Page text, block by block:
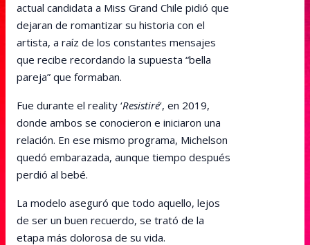
actual candidata a Miss Grand Chile pidió que
dejaran de romantizar su historia con el
artista, a raíz de los constantes mensajes
que recibe recordando la supuesta “bella
pareja” que formaban.
Fue durante el reality ‘Resistiré‘, en 2019,
donde ambos se conocieron e iniciaron una
relación. En ese mismo programa, Michelson
quedó embarazada, aunque tiempo después
perdió al bebé.
La modelo aseguró que todo aquello, lejos
de ser un buen recuerdo, se trató de la
etapa más dolorosa de su vida.